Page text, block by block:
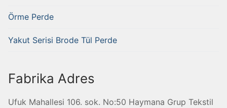
Örme Perde
Yakut Serisi Brode Tül Perde
Fabrika Adres
Ufuk Mahallesi 106. sok. No:50 Haymana Grup Tekstil